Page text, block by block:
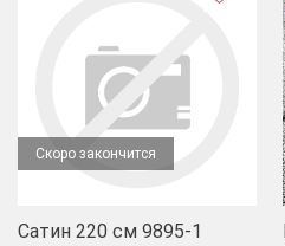
Скоро закончится
Сатин 220 см 9895-1